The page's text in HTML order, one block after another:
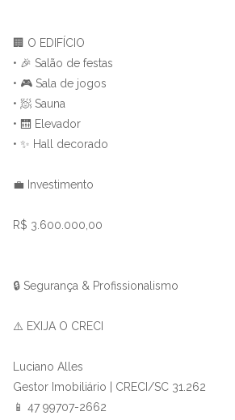
🏢 O EDIFÍCIO
• 🎉 Salão de festas
• 🎮 Sala de jogos
• 🧖 Sauna
• 🛗 Elevador
• ✨ Hall decorado
💼 Investimento
R$ 3.600.000,00
🔒 Segurança & Profissionalismo
⚠️ EXIJA O CRECI
Luciano Alles
Gestor Imobiliário | CRECI/SC 31.262
📱 47 99707-2662